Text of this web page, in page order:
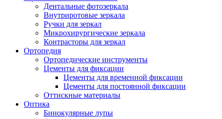
Дентальные фотозеркала
Внутриротовые зеркала
Ручки для зеркал
Микрохирургические зеркала
Контрасторы для зеркал
Ортопедия
Ортопедические инструменты
Цементы для фиксации
Цементы для временной фиксации
Цементы для постоянной фиксации
Оттискные материалы
Оптика
Бинокулярные лупы